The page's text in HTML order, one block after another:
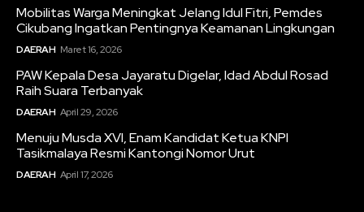
Mobilitas Warga Meningkat Jelang Idul Fitri, Pemdes
Cikubang Ingatkan Pentingnya Keamanan Lingkungan
DAERAH Maret 16, 2026
PAW Kepala Desa Jayaratu Digelar, Idad Abdul Rosad
Raih Suara Terbanyak
DAERAH April 29, 2026
Menuju Musda XVI, Enam Kandidat Ketua KNPI
Tasikmalaya Resmi Kantongi Nomor Urut
DAERAH April 17, 2026